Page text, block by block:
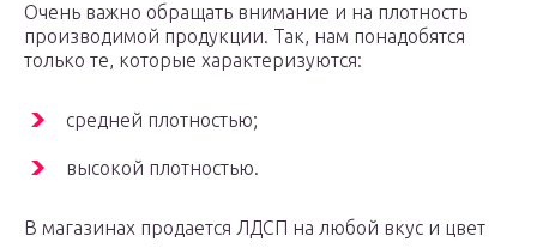
Очень важно обращать внимание и на плотность
производимой продукции. Так, нам понадобятся
только те, которые характеризуются:
средней плотностью;
высокой плотностью.
В магазинах продается ЛДСП на любой вкус и цвет